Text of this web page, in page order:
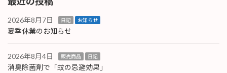
2026年8月7日 日記 お知らせ
夏季休業のお知らせ
2026年8月4日 販売商品 日記
消臭除菌剤で「蚊の忌避効果」